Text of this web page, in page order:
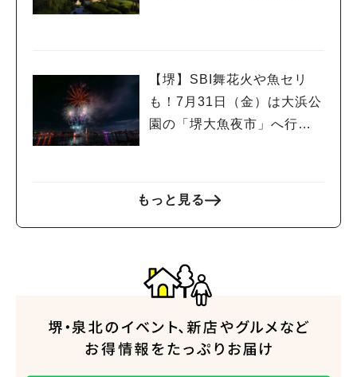
【堺】SBI舞花火や魚セリ
も！7月31日（金）は大浜公
園の「堺大魚夜市」へ行こ
もっと見る